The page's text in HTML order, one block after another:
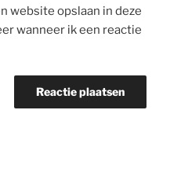
website opslaan in deze
wanneer ik een reactie